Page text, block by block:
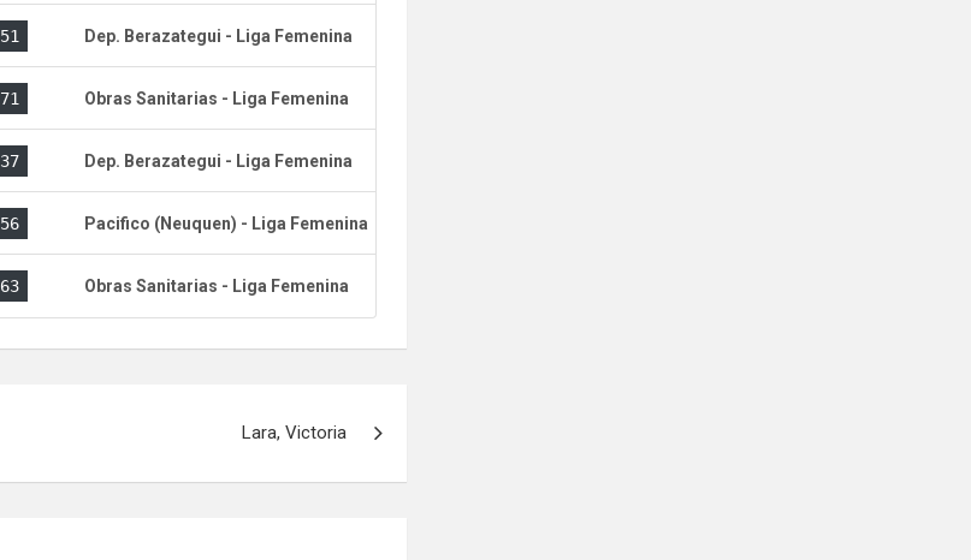
51 Dep. Berazategui - Liga Femenina
71 Obras Sanitarias - Liga Femenina
37 Dep. Berazategui - Liga Femenina
56 Pacifico (Neuquen) - Liga Femenina
63 Obras Sanitarias - Liga Femenina
Lara, Victoria